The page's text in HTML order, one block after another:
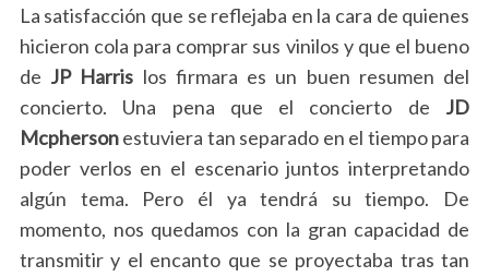
La satisfacción que se reflejaba en la cara de quienes
hicieron cola para comprar sus vinilos y que el bueno
de JP Harris los firmara es un buen resumen del
concierto. Una pena que el concierto de JD
Mcphersonestuviera tan separado en el tiempo para
poder verlos en el escenario juntos interpretando
algún tema. Pero él ya tendrá su tiempo. De
momento, nos quedamos con la gran capacidad de
transmitir y el encanto que se proyectaba tras tan